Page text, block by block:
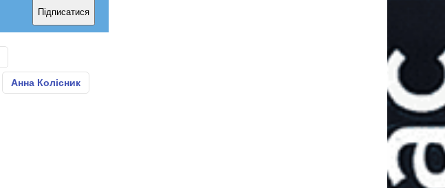
Підписатися
Анна Колісник